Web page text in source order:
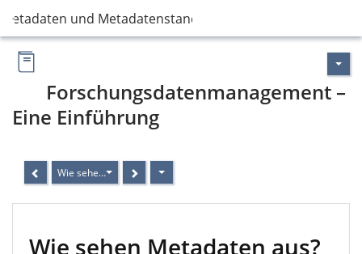
Metadaten und Metadatenstandards
Forschungsdatenmanagement –
Eine Einführung
Wie sehen Metadaten aus?
Wie sehen Metadaten aus?